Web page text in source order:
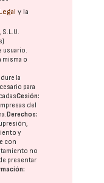
y la
usuario.
misma o
la
para
Cesión:
del
Derechos:
y
con
no
presentar